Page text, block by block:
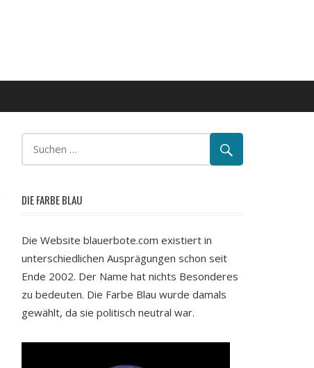
DIE FARBE BLAU
Die Website blauerbote.com existiert in
unterschiedlichen Ausprägungen schon seit
Ende 2002. Der Name hat nichts Besonderes
zu bedeuten. Die Farbe Blau wurde damals
gewählt, da sie politisch neutral war.